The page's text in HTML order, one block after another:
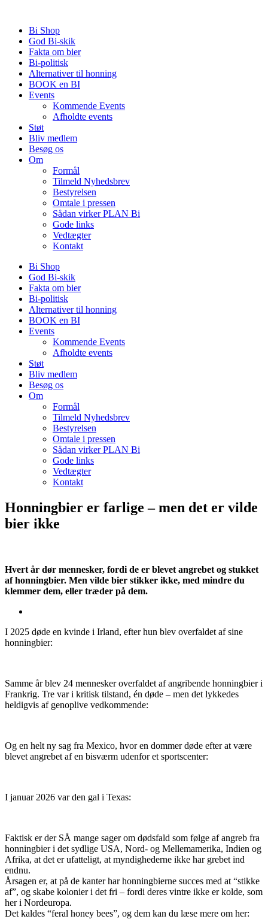
indholdBi Shop
God Bi-skik
Fakta om bier
Bi-politisk
Alternativer til honning
BOOK en BI
Events
Kommende Events
Afholdte events
Støt
Bliv medlem
Besøg os
Om
Formål
Tilmeld Nyhedsbrev
Bestyrelsen
Omtale i pressen
Sådan virker PLAN Bi
Gode links
Vedtægter
Kontakt
Bi Shop
God Bi-skik
Fakta om bier
Bi-politisk
Alternativer til honning
BOOK en BI
Events
Kommende Events
Afholdte events
Støt
Bliv medlem
Besøg os
Om
Formål
Tilmeld Nyhedsbrev
Bestyrelsen
Omtale i pressen
Sådan virker PLAN Bi
Gode links
Vedtægter
Kontakt
Honningbier er farlige – men det er vilde
bier ikke
Hvert år dør mennesker, fordi de er blevet angrebet og stukket
af honningbier. Men vilde bier stikker ikke, med mindre du
klemmer dem, eller træder på dem.
I 2025 døde en kvinde i Irland, efter hun blev overfaldet af sine
honningbier:
Samme år blev 24 mennesker overfaldet af angribende honningbier i
Frankrig. Tre var i kritisk tilstand, én døde – men det lykkedes
heldigvis af genoplive vedkommende:
Og en helt ny sag fra Mexico, hvor en dommer døde efter at være
blevet angrebet af en bisværm udenfor et sportscenter:
I januar 2026 var den gal i Texas:
Faktisk er der SÅ mange sager om dødsfald som følge af angreb fra
honningbier i det sydlige USA, Nord- og Mellemamerika, Indien og
Afrika, at det er ufatteligt, at myndighederne ikke har grebet ind
endnu.
Årsagen er, at på de kanter har honningbierne succes med at “stikke
af”, og skabe kolonier i det fri – fordi deres vintre ikke er kolde, som
her i Nordeuropa.
Det kaldes “feral honey bees”, og dem kan du læse mere om her: